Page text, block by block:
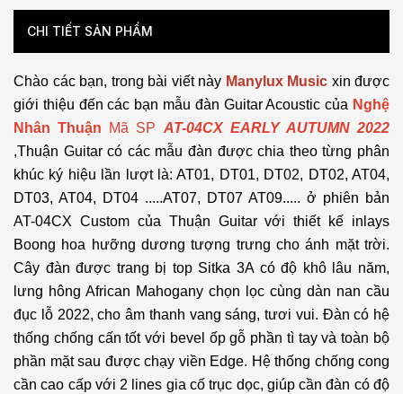
CHI TIẾT SẢN PHẨM
Chào các bạn, trong bài viết này Manylux Music xin được
giới thiệu đến các bạn mẫu đàn Guitar Acoustic của Nghệ
Nhân Thuận
Mã SP AT-04CX EARLY AUTUMN 2022
,Thuận Guitar có các mẫu đàn được chia theo từng phân
khúc ký hiệu lần lượt là: AT01, DT01, DT02, DT02, AT04,
DT03, AT04, DT04 .....AT07, DT07 AT09..... ở phiên bản
AT-04CX Custom của Thuận Guitar với thiết kế inlays
Boong hoa hưỡng dương tượng trưng cho ánh mặt trời.
Cây đàn được trang bị top Sitka 3A có độ khô lâu năm,
lưng hông African Mahogany chọn lọc cùng dàn nan cầu
đục lỗ 2022, cho âm thanh vang sáng, tươi vui. Đàn có hệ
thống chống cấn tốt với bevel ốp gỗ phần tì tay và toàn bộ
phần mặt sau được chạy viền Edge. Hệ thống chống cong
cần cao cấp với 2 lines gia cố trục dọc, giúp cần đàn có độ